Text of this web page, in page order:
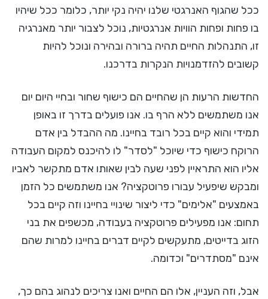
ככל שהגוף האנרגטי שלנו יהיה נקי יותר, כלומר ככל שיהיו
בו פחות ופחות הוויות אנרגטיות, נוכל לצבור יותר מאנרגיה
זו, התנהלות החיים תהיה ברורה ובהירה ונוכל להיות
קשובים להזדמנויות הנקרות בדרכנו.
החדשות הרעות הן שהחיים הם כישוף שחור ובחיי היום יום
אנו משתמשים ללא הרף בו. אנו פועלים בדרך זו באופן
תמידי והוא קיים בכל רובד בחיינו. מה ההבדל בין אדם
הרוקח כישוף כדי שיוכל "לסדר" לו להיכנס למקום העבודה
אליו הוא התראיין לפני שעה לבין שאותו אדם מתקשר לאביו
ומבקש שיפעיל עבורו פרוטקציה? אנו משתמשים כל הזמן
באמצעים "אלימים" כדי ליצור שינויי בחיינו וזה קיים בכל
תחום: אנו מפעילים פרוטקציה בעבודה, מכשפים את בני
הזוג בדייטים, מתעקשים לקיים דברים בחיינו למרות שהם
אינם "מסתדרים" וכדומה.
אבל, וזה העניין, אלו הם החיים ואנו צריכים לנהוג בהם כך,